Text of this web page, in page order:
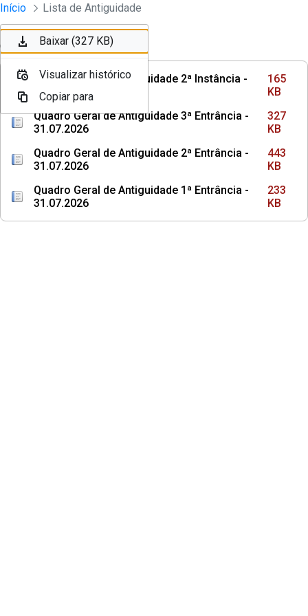
Pular para o Conteúdo principal
Instrumento jurídico - Documentos
Início Lista de Antiguidade
Ordenar Filtro
Quadro Geral de Antiguidade 2ª Instância -
31.07.2026
165
KB
Quadro Geral de Antiguidade 3ª Entrância -
31.07.2026
327
KB
Quadro Geral de Antiguidade 2ª Entrância -
31.07.2026
443
KB
Quadro Geral de Antiguidade 1ª Entrância -
31.07.2026
233
KB
Baixar (165 KB)
Visualizar histórico
Copiar para
Baixar (327 KB)
Visualizar histórico
Copiar para